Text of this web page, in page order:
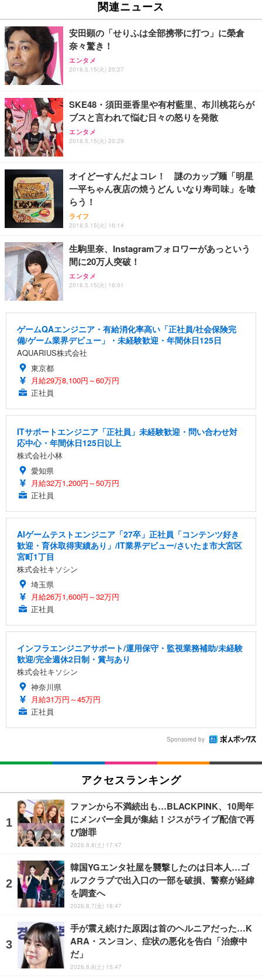
関連ニュース
安田顕の「せりふは全部携帯に打つ」に榮倉
奈々驚き！
エンタメ
2018.5.15(火) 20:27
SKE48・須田亜香里や有村藍里、布川桃花らが
ブスと言われて悩む日々の怒りを発散
エンタメ
2018.5.15(火) 20:29
オイどーすんだよコレ！ 謎のカップ麺「明星
一平ちゃん夜店の焼うどん いなり寿司味」を喰
らう！
ライフ
2018.5.15(火) 16:14
生駒里奈、Instagramフォロワーがあっという
間に20万人突破！
エンタメ
2018.5.15(火) 16:01
ゲームQAエンジニア・有給消化率高い「正社員/社会保険完
備/ゲーム業界デビュー」・未経験歓迎・年間休日125日
AQUARIUS株式会社
東京都
月給29万8,100円～60万円
正社員
ITサポートエンジニア「正社員」未経験歓迎・問い合わせ対
応中心・年間休日125日以上
株式会社小林
愛知県
月給32万1,200円～50万円
正社員
AIゲームテストエンジニア「27卒」正社員「コンテンツ好き
歓迎・育休取得実績あり」/IT業界デビュー/さいたま市大宮区
宮町1丁目
株式会社キソシン
埼玉県
月給26万1,600円～32万円
正社員
インフラエンジニアサポート/運用保守・監視業務補助/未経験
歓迎/完全週休2日制・賞与あり
株式会社キソシン
神奈川県
月給31万円～45万円
正社員
Sponsored by
アクセスランキング
ファンから不満続出も…BLACKPINK、10周年
にメンバー全員が集結！ジスがライブ配信で再
び謝罪
2026.8.8(土) 17:47
韓国YGエンタ社屋を襲撃したのは日本人…ゴ
ルフクラブで出入口の一部を破損、警察が経緯
を調査へ
2026.8.7(金) 18:47
手が震え続けた原因は首のヘルニアだった…K
ARA・スンヨン、症状の悪化を告白「治療中
だ」
2026.8.8(土) 15:47